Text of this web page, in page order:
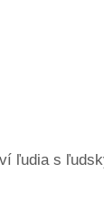
ľudia s